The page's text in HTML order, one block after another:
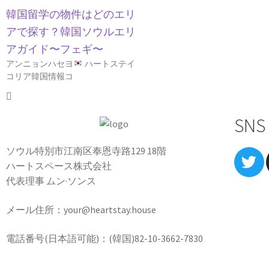
韓国留学の物件はどのエリ
アで探す？韓国ソウルエリ
アガイド〜フェギ〜
アンニョンハセヨ
ハートステイ
コリア韓国情報コ
ソウル特別市江南区奉恩寺路129 18階
ハートスペース株式会社
代表理事 ムン·ソンス
メール住所：your@heartstay.house
電話番号(日本語可能)：(韓国)82-10-3662-7830
SNS